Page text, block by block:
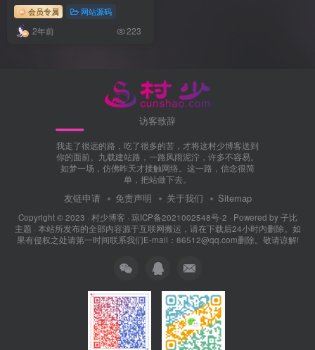
会员专属 网站源码
2年前 223
访客致辞
我走了很远的路，吃了很多的苦，才将这村少博客送到
你的面前。九载建站路，一路风雨泥泞，许多不容易。
如梦一场，仿佛昨天才接触网络。这一路，信念很简
单，把站做下去。
友链申请 免责声明 关于我们 Sitemap
Copyright © 2023 · 村少博客 · 琼ICP备2021002548号-2 · Powered by子比
主题 · 本站所发布的全部内容源于互联网搬运，请在下载后24小时内删除。如
果有侵权之处请第一时间联系我们E-mail：86512@qq.com删除。敬请谅解!